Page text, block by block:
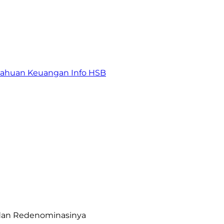
Keuangan Info HSB
Redenominasinya